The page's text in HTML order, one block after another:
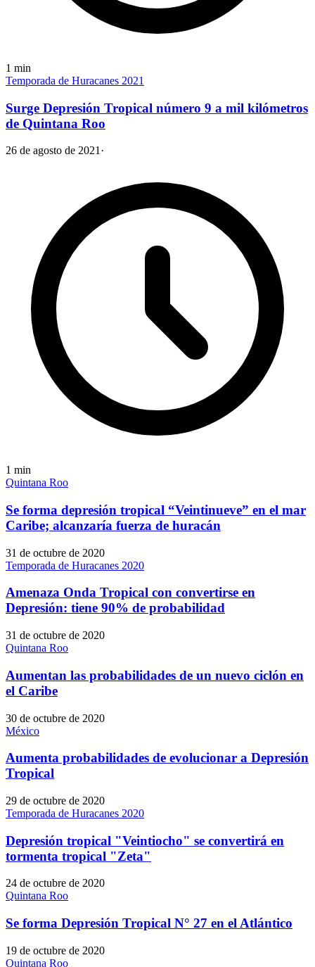
1 min
Temporada de Huracanes 2021
Surge Depresión Tropical número 9 a mil kilómetros
de Quintana Roo
26 de agosto de 2021 ·
1 min
Quintana Roo
Se forma depresión tropical “Veintinueve” en el mar
Caribe; alcanzaría fuerza de huracán
31 de octubre de 2020
Temporada de Huracanes 2020
Amenaza Onda Tropical con convertirse en
Depresión: tiene 90% de probabilidad
31 de octubre de 2020
Quintana Roo
Aumentan las probabilidades de un nuevo ciclón en
el Caribe
30 de octubre de 2020
México
Aumenta probabilidades de evolucionar a Depresión
Tropical
29 de octubre de 2020
Temporada de Huracanes 2020
Depresión tropical "Veintiocho" se convertirá en
tormenta tropical "Zeta"
24 de octubre de 2020
Quintana Roo
Se forma Depresión Tropical N° 27 en el Atlántico
19 de octubre de 2020
Quintana Roo